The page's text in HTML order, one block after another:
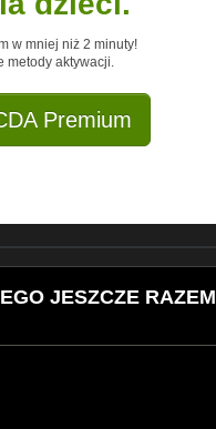
w mniej niż 2 minuty!
metody aktywacji.
Premium
JESZCZE RAZEM